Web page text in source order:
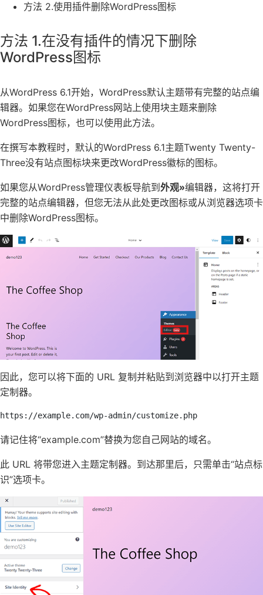
方法 2.使用插件删除WordPress图标
方法 1.在没有插件的情况下删除
WordPress图标
从WordPress 6.1开始，WordPress默认主题带有完整的站点编
辑器。如果您在WordPress网站上使用块主题来删除
WordPress图标，也可以使用此方法。
在撰写本教程时，默认的WordPress 6.1主题Twenty Twenty-
Three没有站点图标块来更改WordPress徽标的图标。
如果您从WordPress管理仪表板导航到 外观»编辑器，这将打开
完整的站点编辑器，但您无法从此处更改图标或从浏览器选项卡
中删除WordPress图标。
因此，您可以将下面的 URL 复制并粘贴到浏览器中以打开主题
定制器。
https://example.com/wp-admin/customize.php
请记住将“example.com”替换为您自己网站的域名。
此 URL 将带您进入主题定制器。到达那里后，只需单击“站点标
识”选项卡。